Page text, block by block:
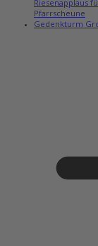
Riesenapplaus
Pfarrscheune
Gedenkturm